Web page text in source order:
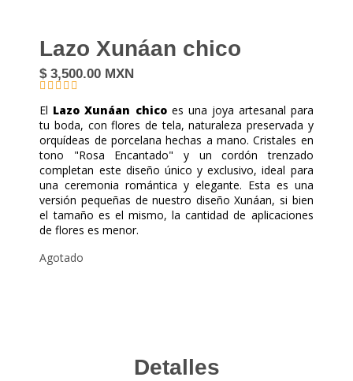
Lazo Xunáan chico
$3,500.00 MXN
El Lazo Xunáan chicoes una joya artesanal para
tu boda, con flores de tela, naturaleza preservada y
orquídeas de porcelana hechas a mano. Cristales en
tono "Rosa Encantado" y un cordón trenzado
completan este diseño único y exclusivo, ideal para
una ceremonia romántica y elegante. Esta es una
versión pequeñas de nuestro diseño Xunáan, si bien
el tamaño es el mismo, la cantidad de aplicaciones
de flores es menor.
Agotado
Detalles